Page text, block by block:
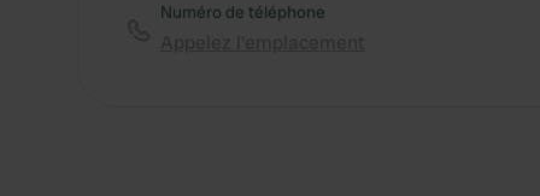
Numéro de téléphone